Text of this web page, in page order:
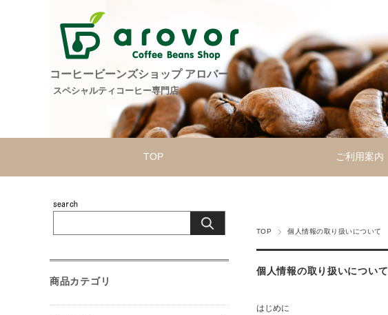
コーヒービーンズショップ アロバー
スペシャルティコーヒー専門店
TOP ご利用案内
TOP 個人情報の取り扱いについて
個人情報の取り扱いについて
はじめに
商品カテゴリ